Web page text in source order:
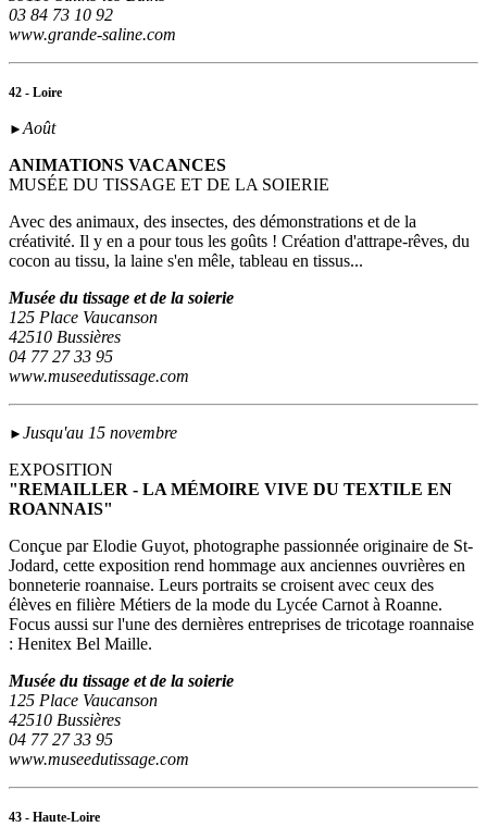
03 84 73 10 92
www.grande-saline.com
42 - Loire
►Août
ANIMATIONS VACANCES
MUSÉE DU TISSAGE ET DE LA SOIERIE
Avec des animaux, des insectes, des démonstrations et de la
créativité. Il y en a pour tous les goûts ! Création d'attrape-rêves, du
cocon au tissu, la laine s'en mêle, tableau en tissus...
Musée du tissage et de la soierie
125 Place Vaucanson
42510 Bussières
04 77 27 33 95
www.museedutissage.com
► Jusqu'au 15 novembre
EXPOSITION
"REMAILLER - LA MÉMOIRE VIVE DU TEXTILE EN
ROANNAIS"
Conçue par Elodie Guyot, photographe passionnée originaire de St-
Jodard, cette exposition rend hommage aux anciennes ouvrières en
bonneterie roannaise. Leurs portraits se croisent avec ceux des
élèves en filière Métiers de la mode du Lycée Carnot à Roanne.
Focus aussi sur l'une des dernières entreprises de tricotage roannaise
: Henitex Bel Maille.
Musée du tissage et de la soierie
125 Place Vaucanson
42510 Bussières
04 77 27 33 95
www.museedutissage.com
43 - Haute-Loire